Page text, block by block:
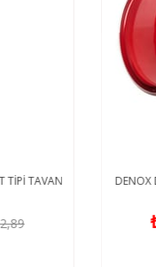
TAVAN
DENOX